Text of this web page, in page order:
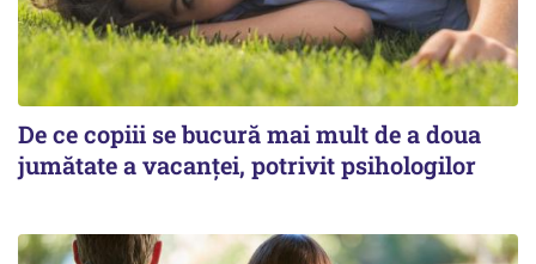
De ce copiii se bucură mai mult de a doua
jumătate a vacanței, potrivit psihologilor